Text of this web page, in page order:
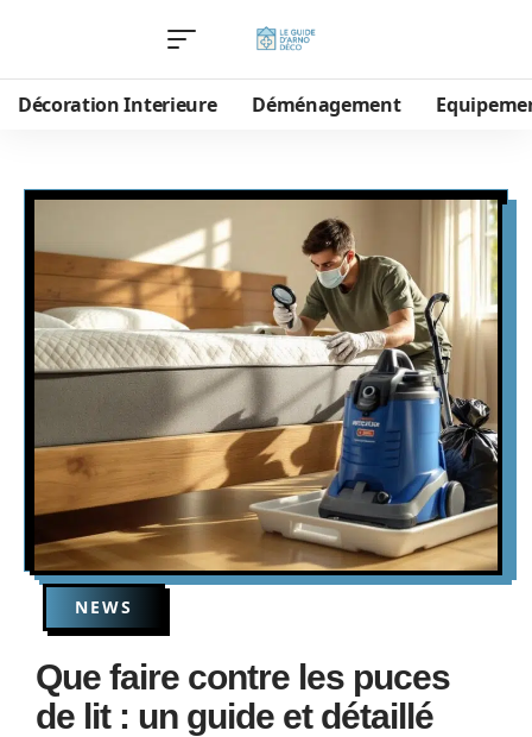
Décoration Interieure Déménagement
NEWS
Que faire contre les puces
de lit : un guide et détaillé